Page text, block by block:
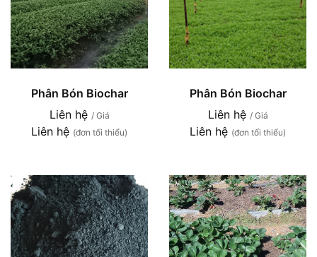
Phân Bón Biochar
Liên hệ / Giá
Liên hệ (đơn tối thiểu)
Phân Bón Biochar
Liên hệ / Giá
Liên hệ (đơn tối thiểu)